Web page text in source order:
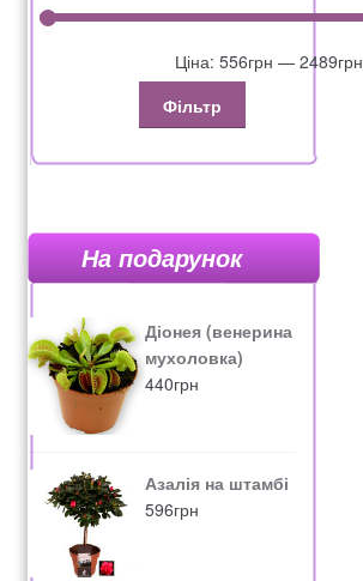
Ціна: 556грн — 2489грн
Фільтр
На подарунок
Діонея (венерина
мухоловка)
440грн
Азалія на штамбі
596грн